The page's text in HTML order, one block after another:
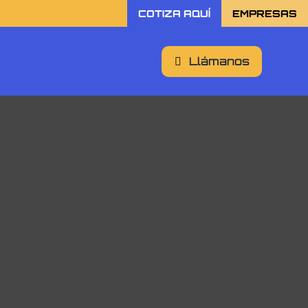
COTIZA AQUÍ EMPRESAS
Llámanos